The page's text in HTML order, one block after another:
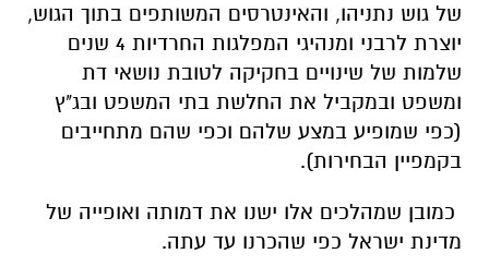
של גוש נתניהו, והאינטרסים המשותפים בתוך הגוש,
יוצרת לרבני ומנהיגי המפלגות החרדיות 4 שנים
שלמות של שינויים בחקיקה לטובת נושאי דת
ומשפט ובמקביל את החלשת בתי המשפט ובג"ץ
(כפי שמופיע במצע שלהם וכפי שהם מתחייבים
בקמפיין הבחירות).
כמובן שמהלכים אלו ישנו את דמותה ואופייה של
מדינת ישראל כפי שהכרנו עד עתה.